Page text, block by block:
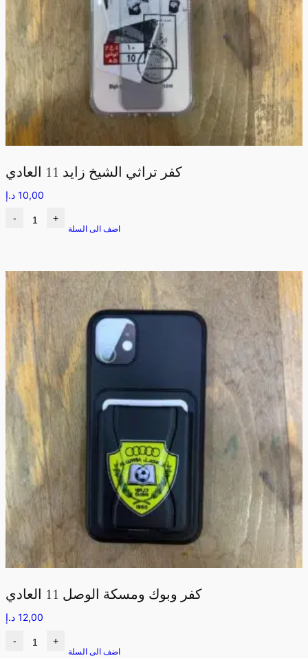
كفر تراثي الشيخ زايد 11 العادي
10,00 د.إ
- +
اضف الى السلة
كفر وبوك ومسكة الوصل 11 العادي
12,00 د.إ
- +
اضف الى السلة